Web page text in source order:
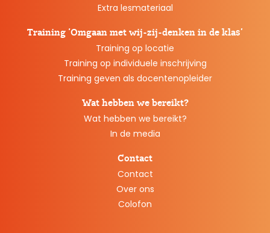
Extra lesmateriaal
Training ‘Omgaan met wij-zij-denken in de klas’
Training op locatie
Training op individuele inschrijving
Training geven als docentenopleider
Wat hebben we bereikt?
Wat hebben we bereikt?
In de media
Contact
Contact
Over ons
Colofon